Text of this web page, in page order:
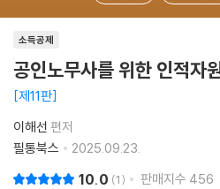
소득공제
공인노무사를 위한 인적자
제11판
이해선 편저
필통북스
2025.09.23.
10.0 1 판매지수 456